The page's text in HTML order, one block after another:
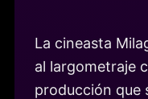
La cineasta
al largometraje
producción que